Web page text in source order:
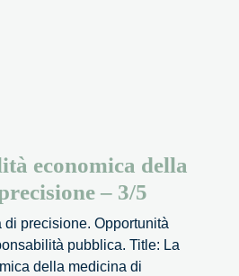
economica della
– 3/5
di precisione. Opportunità
pubblica. Title: La
della medicina di